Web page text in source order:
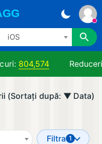
GG
iOS
804,574
(Sortați după: ▼ Data)
Filtra 1